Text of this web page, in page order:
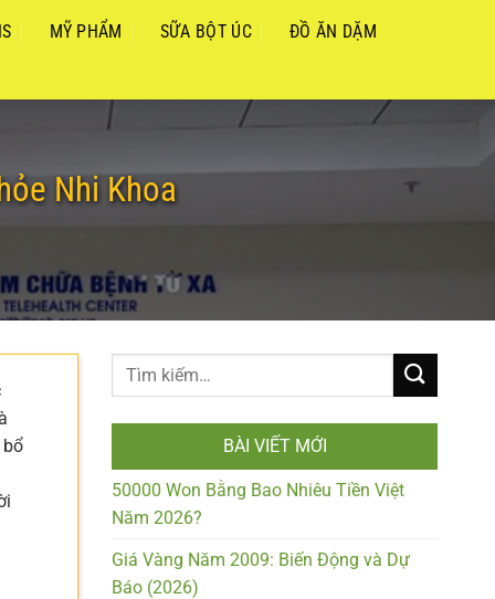
MỸ PHẨM SỮA BỘT ÚC ĐỒ ĂN DẶM
Nhi Khoa
bổ
BÀI VIẾT MỚI
50000 Won Bằng Bao Nhiêu Tiền Việt
Năm 2026?
Giá Vàng Năm 2009: Biến Động và Dự
Báo (2026)